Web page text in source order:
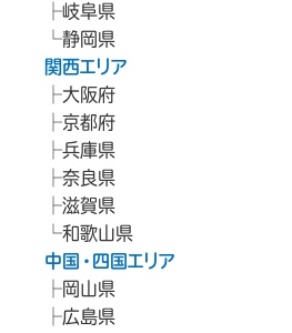
岐阜県
静岡県
関西エリア
大阪府
京都府
兵庫県
奈良県
滋賀県
和歌山県
中国・四国エリア
岡山県
広島県